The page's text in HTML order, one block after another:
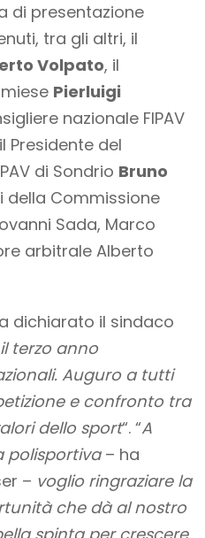
di presentazione
tra gli altri, il
Volpato, il
Pierluigi
nazionale FIPAV
Presidente del
di Sondrio Bruno
della Commissione
Sada, Marco
arbitrale Alberto
dichiarato il sindaco
terzo anno
Auguro a tutti
e confronto tra
dello sport“. “A
polisportiva– ha
– voglio ringraziare la
che dà al nostro